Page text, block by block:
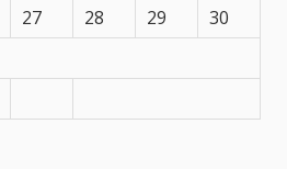
27 28 29
30